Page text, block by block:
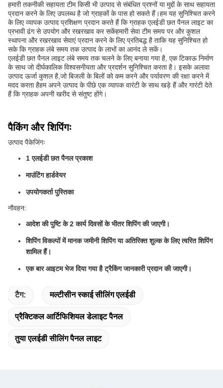
हमारी तकनीकी सहायता टीम किसी भी उत्पाद से संबंधित प्रश्नों या मुद्दों के साथ सहायता
प्रदान करने के लिए उपलब्ध है जो ग्राहकों के पास हो सकते हैं।हम यह सुनिश्चित करने
के लिए व्यापक उत्पाद प्रशिक्षण प्रदान करते हैं कि ग्राहक एलईडी छत पैनल लाइट का
प्रभावी ढंग से उपयोग और रखरखाव कर सकेंहमारी सेवा टीम समय पर और कुशल
स्थापना और रखरखाव सेवाएं प्रदान करने के लिए प्रतिबद्ध है ताकि यह सुनिश्चित हो
सके कि ग्राहक लंबे समय तक उत्पाद के लाभों का आनंद ले सकें।
एलईडी छत पैनल लाइट लंबे समय तक चलने के लिए बनाया गया है, एक टिकाऊ निर्माण
के साथ जो दीर्घकालिक विश्वसनीयता और प्रदर्शन सुनिश्चित करता है। इसके अलावा
उत्पाद ऊर्जा कुशल है,जो बिजली के बिलों को कम करने और पर्यावरण की रक्षा करने में
मदद करता हैहम अपने उत्पाद के पीछे एक व्यापक वारंटी के साथ खड़े हैं और गारंटी देते
हैं कि ग्राहक अपनी खरीद से संतुष्ट होंगे।
पैकिंग और शिपिंगः
उत्पाद पैकेजिंगः
1 एलईडी छत पैनल प्रकाश
माउंटिंग हार्डवेयर
उपयोगकर्ता पुस्तिका
नौवहन:
आदेश की पुष्टि के 2 कार्य दिवसों के भीतर शिपिंग की जाएगी।
शिपिंग विकल्पों में मानक जमीनी शिपिंग या अतिरिक्त शुल्क के लिए त्वरित शिपिंग
शामिल हैं।
एक बार आइटम भेज दिया गया है ट्रैकिंग जानकारी प्रदान की जाएगी।
टैग: मल्टीसीन स्काई सीलिंग एलईडी
प्रैक्टिकल आर्टिफिशियल डेलाइट पैनल
तुया एलईडी सीलिंग पैनल लाइट